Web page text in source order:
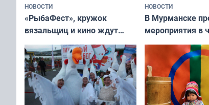
НОВОСТИ
«РыбаФест», кружок
вязальщиц и кино ждут
мурманчан в эти выходные
НОВОСТИ
В Мурманске
мероприятия в
физкультурника